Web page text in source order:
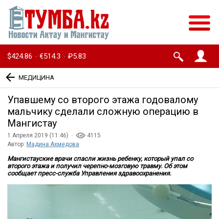
$424.86 · €514.3 · ₽5.83
МЕДИЦИНА
Упавшему со второго этажа годовалому
мальчику сделали сложную операцию в
Мангистау
1 Апреля 2019 (11:46) ·
4115
Автор: Мадина Ахмедова
Мангистауские врачи спасли жизнь ребенку, который упал со
второго этажа и получил черепно-мозговую травму. Об этом
сообщает пресс-служба Управления здравоохранения.